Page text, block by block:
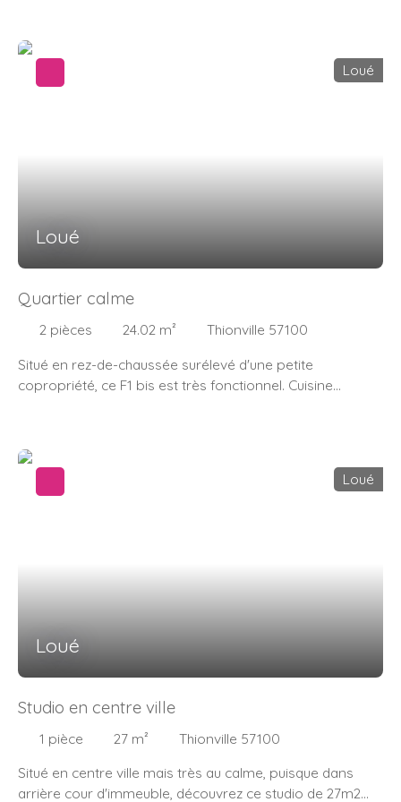
donnant accès à une belle terrasse (20m2) avec vue
dégagée. A côté de la cuisine, vous disposerez d'un
cellier très spacieux. Puis vous apprécierez la taille
Loué
Loué
Quartier calme
2 pièces 24.02 m²
Thionville 57100
Situé en rez-de-chaussée surélevé d'une petite
copropriété, ce F1 bis est très fonctionnel. Cuisine
Stationnement facile avec parking dans la rue.
Loué
Loué
Studio en centre ville
1 pièce 27 m²
Thionville 57100
Situé en centre ville mais très au calme, puisque dans
arrière cour d'immeuble, découvrez ce studio de 27m2